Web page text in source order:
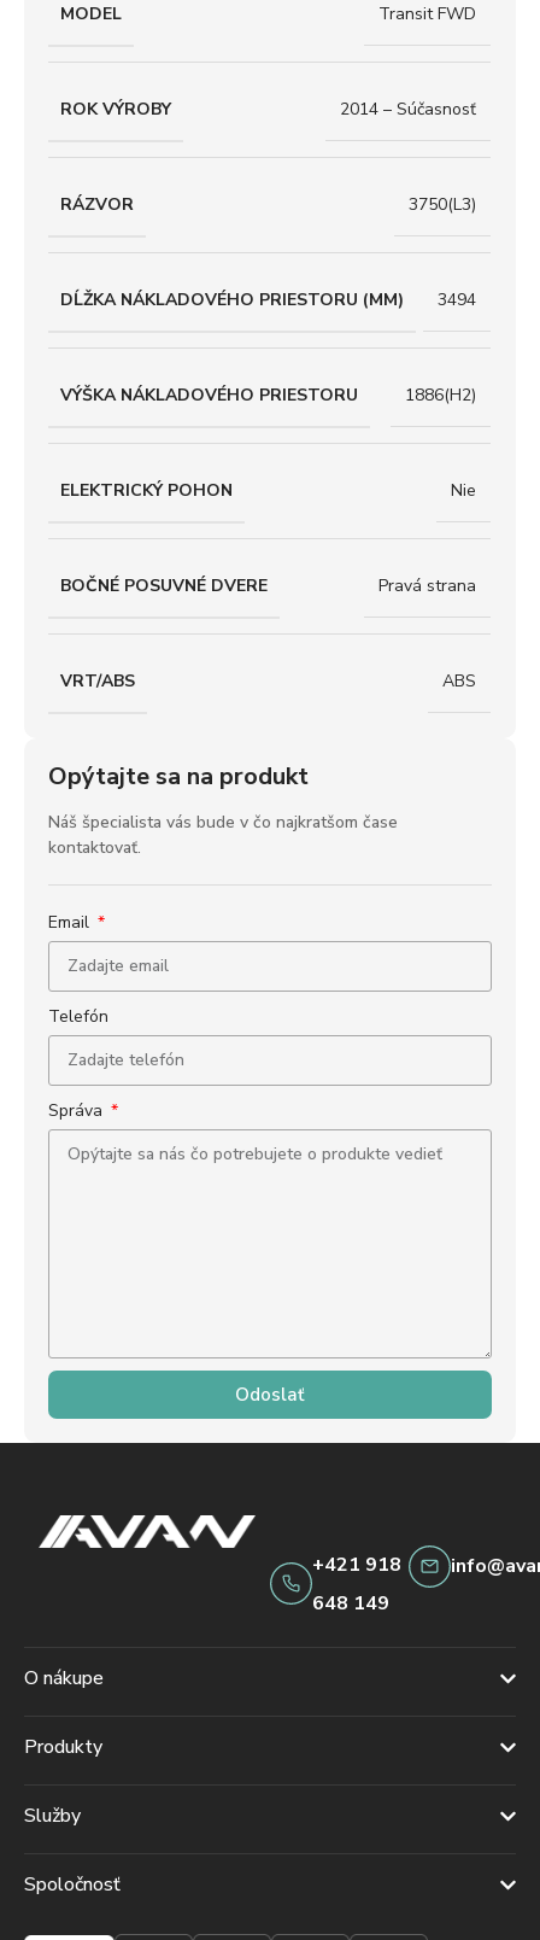
MODEL Transit FWD
ROK VÝROBY 2014 – Súčasnosť
RÁZVOR 3750(L3)
DĹŽKA NÁKLADOVÉHO PRIESTORU (MM) 3494
VÝŠKA NÁKLADOVÉHO PRIESTORU 1886(H2)
ELEKTRICKÝ POHON Nie
BOČNÉ POSUVNÉ DVERE Pravá strana
VRT/ABS ABS
Opýtajte sa na produkt
Náš špecialista vás bude v čo najkratšom čase
kontaktovať.
Email
Telefón
Správa
Odoslať
+421 918
648 149
O nákupe
Produkty
Služby
Spoločnosť